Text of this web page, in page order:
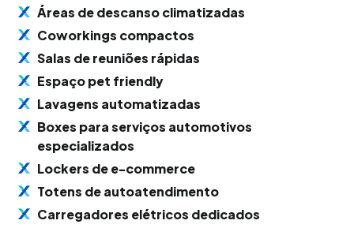
Áreas de descanso climatizadas
Coworkings compactos
Salas de reuniões rápidas
Espaço pet friendly
Lavagens automatizadas
Boxes para serviços automotivos
especializados
Lockers de e-commerce
Totens de autoatendimento
Carregadores elétricos dedicados